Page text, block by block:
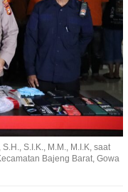
S.I.K., M.M., M.I.K, saat
Bajeng Barat, Gowa